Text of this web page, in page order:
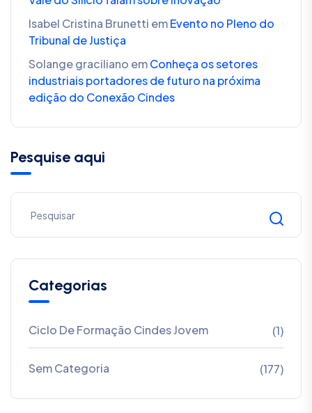
Isabel Cristina Brunetti emEvento no Pleno do
Tribunal de Justiça
Solange graciliano emConheça os setores
industriais portadores de futuro na próxima
edição do Conexão Cindes
Pesquise aqui
Categorias
Ciclo De Formação Cindes Jovem (1)
Sem Categoria (177)